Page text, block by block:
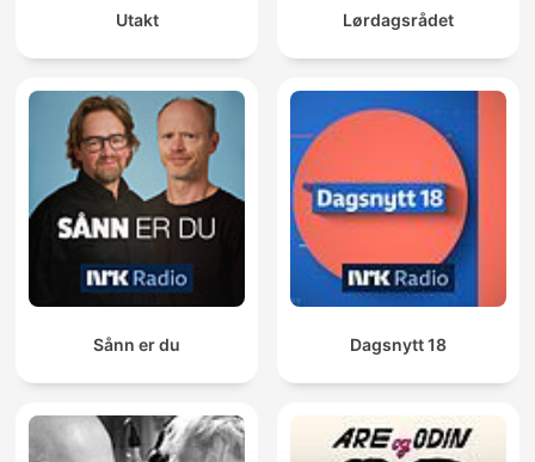
Utakt Lørdagsrådet
Sånn er du Dagsnytt 18